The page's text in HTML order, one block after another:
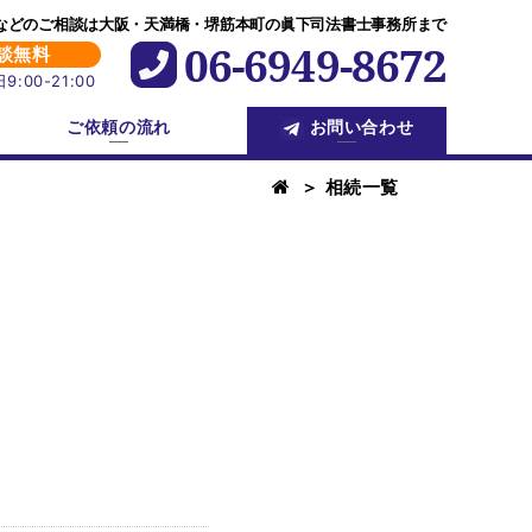
のご相談は大阪・天満橋・堺筋本町の眞下司法書士事務所まで
無料
9:00-21:00 06-6949-8672
ご依頼の流れ お問い合わせ
＞ 相続一覧